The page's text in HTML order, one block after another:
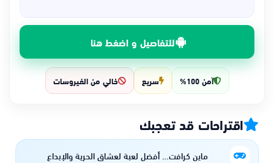
للتفاصيل و اضغط هنا
آمن 100% سريع خالي من الفيروسات
اقتراحات قد تعجبك
ماين كرافت… أفضل لعبة لعشاق الحرية والإبداع